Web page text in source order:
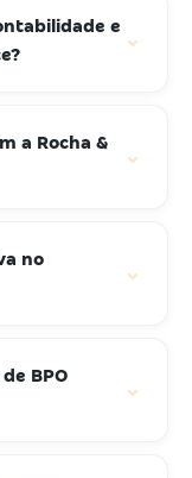
e
⌄
a Rocha &
⌄
no
⌄
BPO
⌄